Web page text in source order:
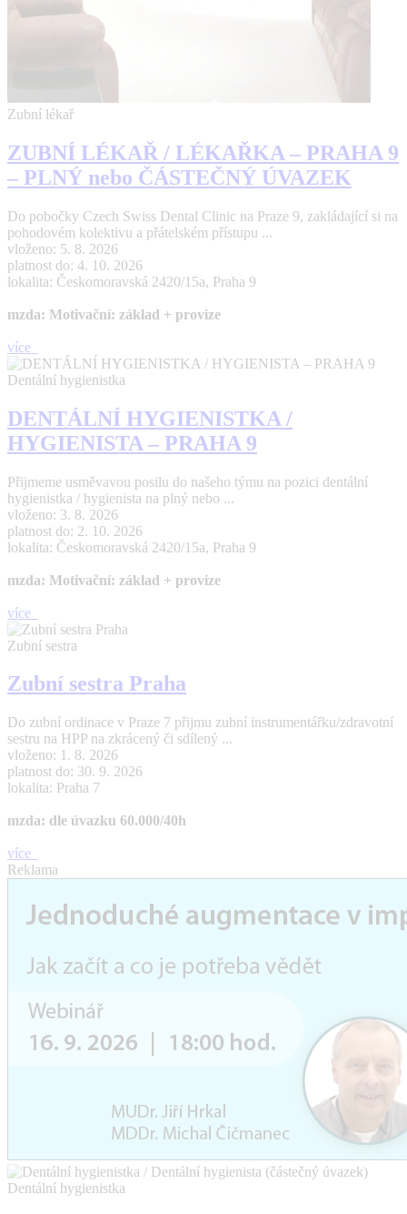
Zubní lékař
ZUBNÍ LÉKAŘ / LÉKAŘKA – PRAHA 9
– PLNÝ nebo ČÁSTEČNÝ ÚVAZEK
Do pobočky Czech Swiss Dental Clinic na Praze 9, zakládající si na
pohodovém kolektivu a přátelském přístupu ...
vloženo: 5. 8. 2026
platnost do: 4. 10. 2026
lokalita: Českomoravská 2420/15a, Praha 9
mzda: Motivační: základ + provize
více
Dentální hygienistka
DENTÁLNÍ HYGIENISTKA /
HYGIENISTA – PRAHA 9
Přijmeme usměvavou posilu do našeho týmu na pozici dentální
hygienistka / hygienista na plný nebo ...
vloženo: 3. 8. 2026
platnost do: 2. 10. 2026
lokalita: Českomoravská 2420/15a, Praha 9
mzda: Motivační: základ + provize
více
Zubní sestra
Zubní sestra Praha
Do zubní ordinace v Praze 7 přijmu zubní instrumentářku/zdravotní
sestru na HPP na zkrácený či sdílený ...
vloženo: 1. 8. 2026
platnost do: 30. 9. 2026
lokalita: Praha 7
mzda: dle úvazku 60.000/40h
více
Reklama
Dentální hygienistka